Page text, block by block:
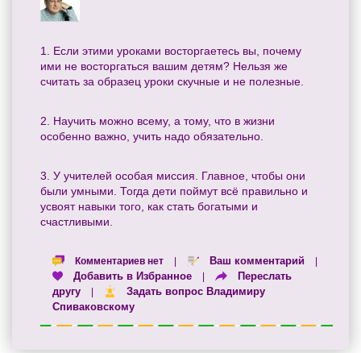
1. Если этими уроками восторгаетесь вы, почему
ими не восторгаться вашим детям? Нельзя же
считать за образец уроки скучные и не полезные.
2. Научить можно всему, а тому, что в жизни
особенно важно, учить надо обязательно.
3. У учителей особая миссия. Главное, чтобы они
были умными. Тогда дети поймут всё правильно и
усвоят навыки того, как стать богатыми и
счастливыми.
Комментариев нет Ваш комментарий
Добавить в Избранное
Переслать
другу
Задать вопрос Владимиру
Спиваковскому